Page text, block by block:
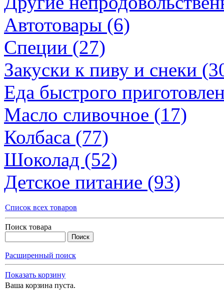
Автотовары (6)
Специи (27)
Закуски к пиву и снеки
Еда быстрого
Масло сливочное (17)
Колбаса (77)
Шоколад (52)
Детское питание (93)
Список всех товаров
Поиск товара
Расширенный поиск
Показать корзину
Ваша корзина пуста.